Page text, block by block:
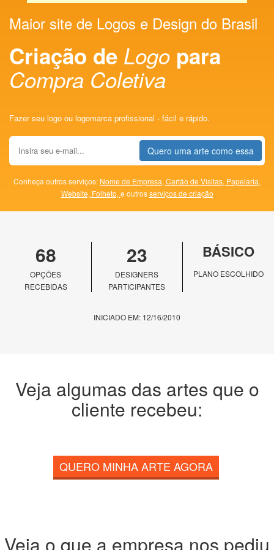
Maior site de Logos e Design do Brasil
Criação de Logo para
Compra Coletiva
Fazer seu logo ou logomarca profissional - fácil e rápido.
Quero uma arte como essa
Conheça outros serviços: Nome de Empresa, Cartão de Visitas, Papelaria,
Website, Folheto, e outrosserviços de criação
68
OPÇÕES
RECEBIDAS
23
DESIGNERS
PARTICIPANTES
BÁSICO
PLANO ESCOLHIDO
INICIADO EM: 12/16/2010
Veja algumas das artes que o
cliente recebeu:
QUERO MINHA ARTE AGORA
Veja o que a empresa nos pediu